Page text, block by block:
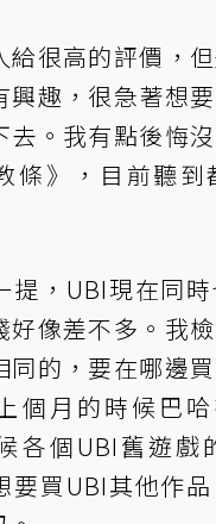
給很高的評價，
興趣，很急著想
去。我有點後悔
條》，目前聽到
提，UBI現在同
好像差不多。我
同的，要在哪邊
個月的時候巴
各個UBI舊遊戲
要買UBI其他作品